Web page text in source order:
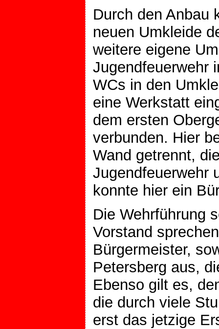
Durch den Anbau
neuen Umkleide
weitere eigene
Jugendfeuerwehr
WCs in den
eine Werkstatt
dem ersten
verbunden. Hier
Wand getrennt,
Jugendfeuerwehr
konnte hier ein
Die Wehrführung
Vorstand
Bürgermeister,
Petersberg aus,
Ebenso gilt es,
die durch viele
erst das jetzige